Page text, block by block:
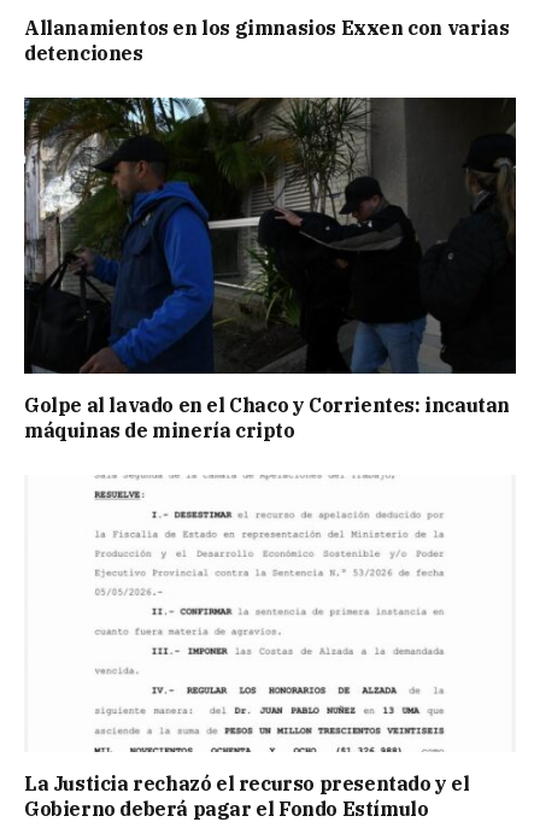
Allanamientos en los gimnasios Exxen con varias
detenciones
Golpe al lavado en el Chaco y Corrientes: incautan
máquinas de minería cripto
La Justicia rechazó el recurso presentado y el
Gobierno deberá pagar el Fondo Estímulo